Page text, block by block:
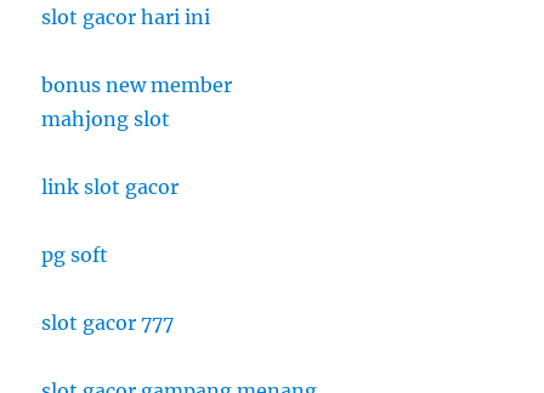
slot gacor hari ini
bonus new member
mahjong slot
link slot gacor
pg soft
slot gacor 777